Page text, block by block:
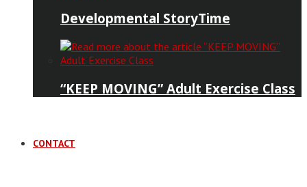
Developmental StoryTime
“KEEP MOVING” Adult Exercise Class
CONTACT